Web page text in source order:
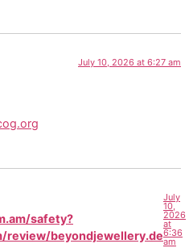
July 10, 2026 at 6:27 am
safety?
beyondjewellery.de
July
10,
2026
at
6:36
am